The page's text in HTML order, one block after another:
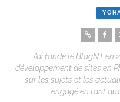
J’ai fondé le BlogNT
développement de sites en
sur les sujets et les
engagé en tant